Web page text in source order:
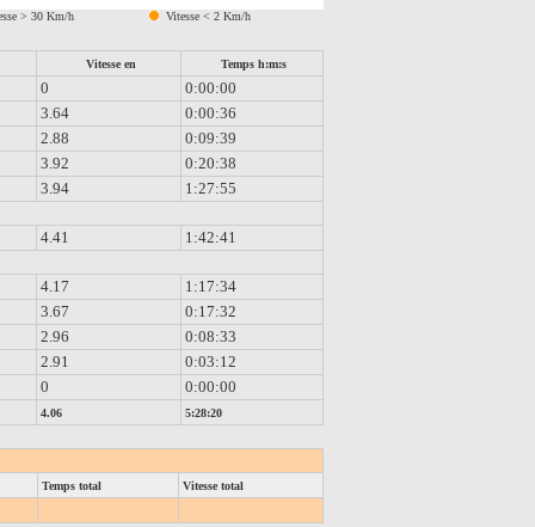
> 30 Km/h Vitesse < 2 Km/h
Vitesse en Temps h:m:s
0
0:00:00
3.64
0:00:36
2.88
0:09:39
3.92
0:20:38
3.94
1:27:55
4.41 1:42:41
4.17
1:17:34
3.67
0:17:32
2.96
0:08:33
2.91
0:03:12
0
0:00:00
4.06 5:28:20
Temps total Vitesse total